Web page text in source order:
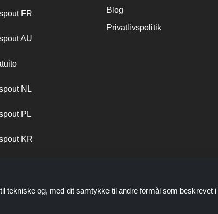
FR
AU
NL
PL
KR
Blog
Privatlivspolitik
tekniske og, med dit samtykke til andre formål som beskrevet